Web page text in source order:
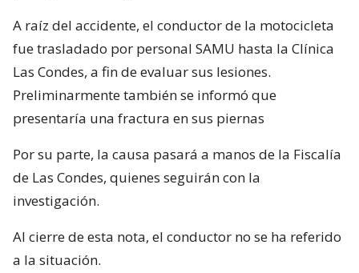
A raíz del accidente, el conductor de la motocicleta
fue trasladado por personal SAMU hasta la Clínica
Las Condes, a fin de evaluar sus lesiones.
Preliminarmente también se informó que
presentaría una fractura en sus piernas
Por su parte, la causa pasará a manos de la Fiscalía
de Las Condes, quienes seguirán con la
investigación.
Al cierre de esta nota, el conductor no se ha referido
a la situación.